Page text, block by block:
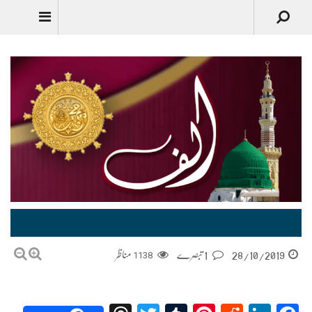
28/10/2019
1138 مناظر